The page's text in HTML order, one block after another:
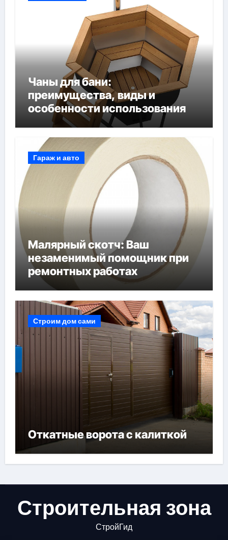
Чаны для бани:
преимущества, виды и
особенности использования
Гараж и авто
Малярный скотч: Ваш
незаменимый помощник при
ремонтных работах
Строим дом сами
Откатные ворота с калиткой
Строительная зона
СтройГид